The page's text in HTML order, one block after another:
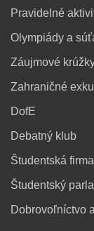
Pravidelné
Olympiády a
Záujmové
Zahraničné
DofE
Debatný klub
Študentská firma
Študentský
Dobrovoľníctvo